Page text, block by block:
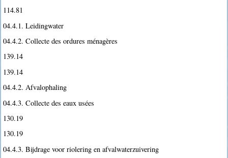
114.81
04.4.1. Leidingwater
04.4.2. Collecte des ordures ménagères
139.14
139.14
04.4.2. Afvalophaling
04.4.3. Collecte des eaux usées
130.19
130.19
04.4.3. Bijdrage voor riolering en afvalwaterzuivering